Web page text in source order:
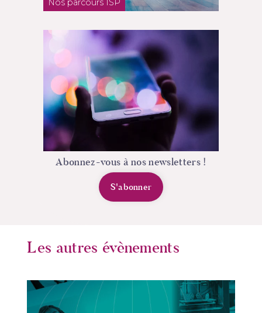
Nos parcours ISP
Abonnez-vous à nos newsletters !
S'abonner
Les autres évènements